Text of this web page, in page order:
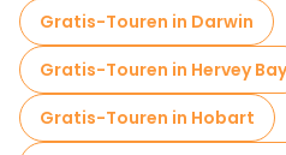
Gratis-Touren in Darwin
Gratis-Touren in Hervey Bay
Gratis-Touren in Hobart